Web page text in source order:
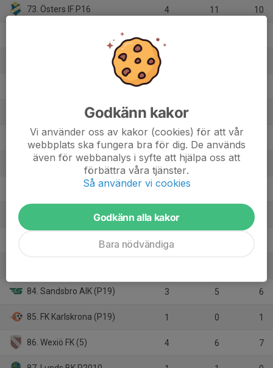
73. Östers IF P16 4 11 10
77. FK Karlskrona U19 0
78. Växjö Norra IF (P17) 10 45
79. Växjö Norra IF 0 0
80. Lunds BK (P17) 1
81. FK Karlshamn United (3) 2
82. Lindås-Långasjö FF (4) 2
84. Sandsbro AIK (P19) 3 5 6
85. FK Karlskrona (P19) 1 0 1
86. Wexiö FK (5) 4 6 7
Godkänn kakor
Vi använder oss av kakor (cookies) för att vår
webbplats ska fungera bra för dig. De används
även för webbanalys i syfte att hjälpa oss att
förbättra våra tjänster.
Så använder vi cookies
Godkänn alla kakor
Bara nödvändiga